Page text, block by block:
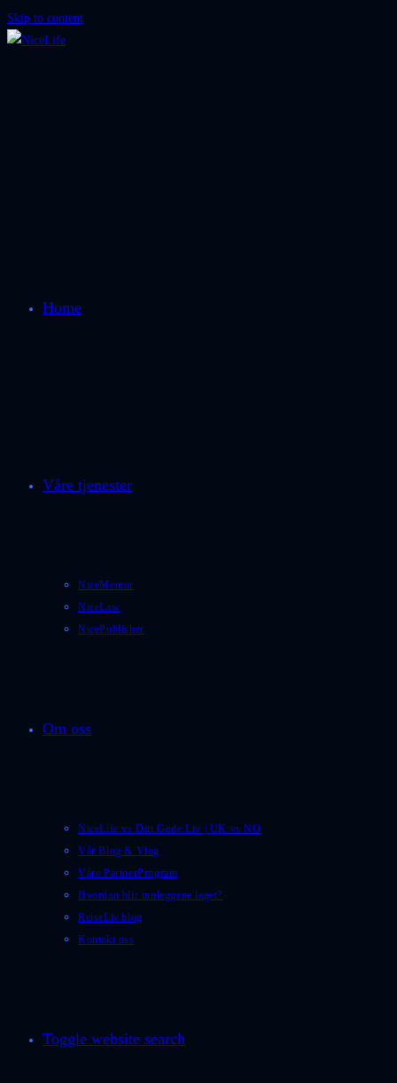
Skip to content
Home
Våre tjenester
NiceMentor
NiceLaw
NicePublisher
Om oss
NiceLife vs Ditt Gode Liv | UK vs NO
Vår Blog & Vlog
Våre PartnerProgram
Hvordan blir innleggene laget?
ReiseLiv.blog
Kontakt oss
Toggle website search